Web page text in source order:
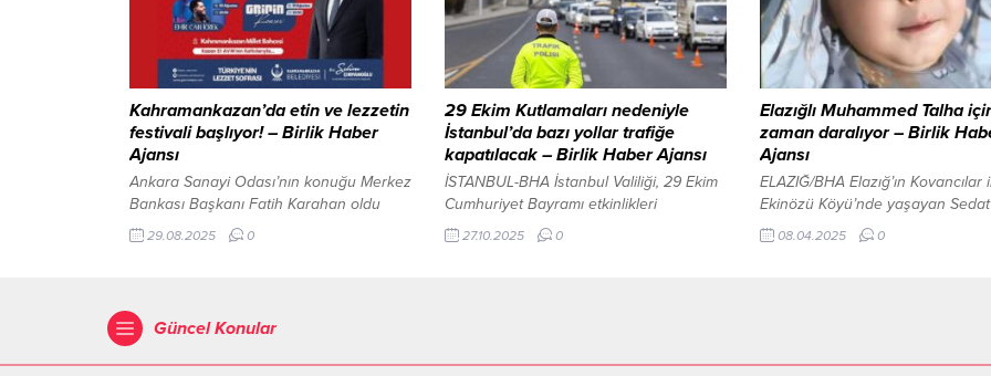
olmak üzere kültür, turizm, sağlık, tarım,
altyapı, ticaret, sanayi ve teknoloji gibi...
bulanabilecekler. Geniş coğrafyası ve
benzersiz iklim özellikleriyle ürün
çeşitliliğinin yüksek olduğu kentte
Balıkesir Büyükşehir Belediye Başkanı...
saygı duy” etkinliği
Kahramankazan’da etin ve lezzetin
festivali başlıyor! – Birlik Haber
Ajansı
Ankara Sanayi Odası’nın konuğu Merkez
Bankası Başkanı Fatih Karahan oldu
İçeriği Görüntüle ANKARA-BHA 30–31
Ağustos tarihlerinde Kahramankazan
kavurmasının yanı sıra Türk mutfağının
en özel et lezzetlerini ve tanınmış
29.08.2025 0
29 Ekim Kutlamaları nedeniyle
İstanbul’da bazı yollar trafiğe
kapatılacak – Birlik Haber Ajansı
İSTANBUL-BHA İstanbul Valiliği, 29 Ekim
Cumhuriyet Bayramı etkinlikleri
dolayısıyla kent genelinde bazı yolların
geçici olarak trafiğe kapatılacağını
27.10.2025 0
Elazığlı Muhammed Talha
zaman daralıyor – Birlik
Ajansı
ELAZIĞ/BHA Elazığ’ın Kovancılar
Ekinözü Köyü’nde yaşayan
Melahat Albayrak çiftinin
Muhammed Talha, SMA Tip-1
08.04.2025 0
Güncel Konular